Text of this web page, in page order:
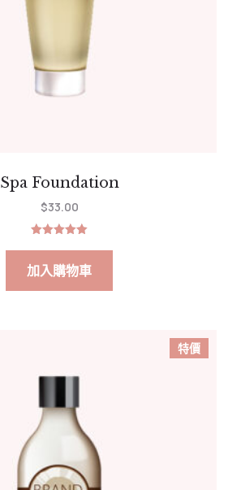
Spa Foundation
滿分 5
$33.00
加入購物車
特價